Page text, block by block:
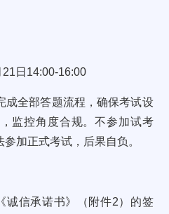
日14:00-16:00
全部答题流程，确保考试设
监控角度合规。不参加试考
加正式考试，后果自负。
诚信承诺书》（附件2）的签